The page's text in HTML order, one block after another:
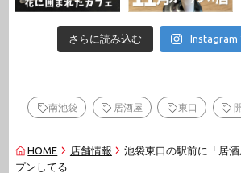
さらに読み込む Instagram
南池袋 居酒屋 東口
HOME 店舗情報
池袋東口の駅前に「居
プンしてる